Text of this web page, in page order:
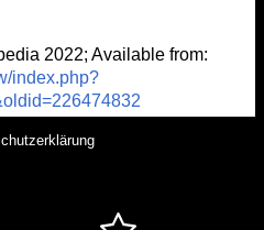
2022; Available from:
index.php?
Krakow